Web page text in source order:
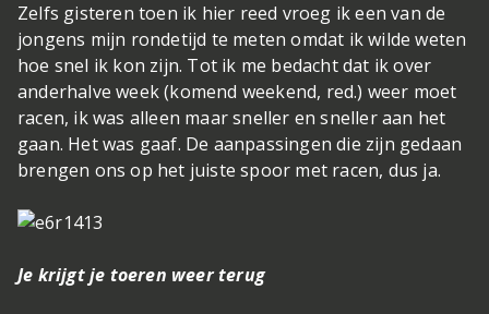
Zelfs gisteren toen ik hier reed vroeg ik een van de
jongens mijn rondetijd te meten omdat ik wilde weten
hoe snel ik kon zijn. Tot ik me bedacht dat ik over
anderhalve week (komend weekend, red.) weer moet
racen, ik was alleen maar sneller en sneller aan het
gaan. Het was gaaf. De aanpassingen die zijn gedaan
brengen ons op het juiste spoor met racen, dus ja.
Je krijgt je toeren weer terug